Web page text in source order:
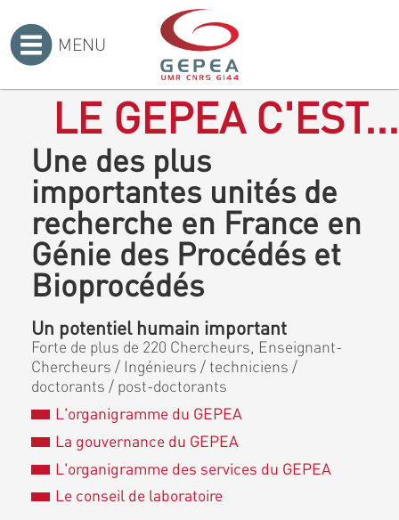
MENU
LE GEPEA C'EST...
Une des plus
importantes unités de
recherche en France en
Génie des Procédés et
Bioprocédés
Un potentiel humain important
Forte de plus de 220 Chercheurs, Enseignant-
Chercheurs / Ingénieurs / techniciens /
doctorants / post-doctorants
L'organigramme du GEPEA
La gouvernance du GEPEA
L'organigramme des services du GEPEA
Le conseil de laboratoire